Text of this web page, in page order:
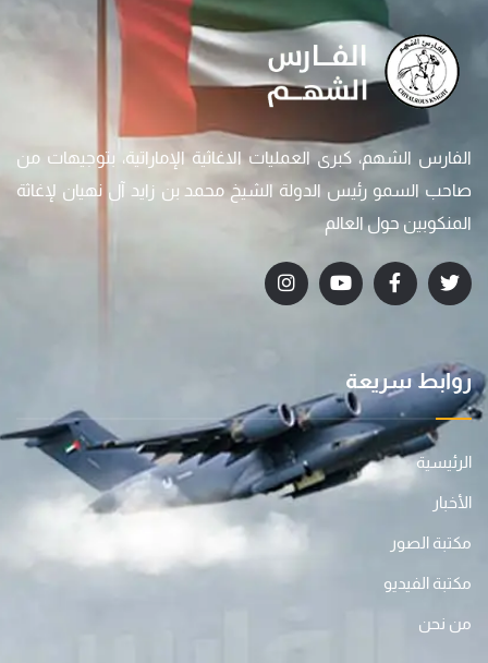
الفارس الشهم، كبرى العمليات الاغاثية الإماراتية، بتوجيهات من
صاحب السمو رئيس الدولة الشيخ محمد بن زايد آل نهيان لإغاثة
المنكوبين حول العالم
روابط سريعة
الرئيسية
الأخبار
مكتبة الصور
مكتبة الفيديو
من نحن